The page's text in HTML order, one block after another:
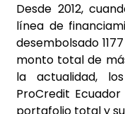
Desde 2012,
línea de
desembolsado
monto total de
la actualidad,
ProCredit